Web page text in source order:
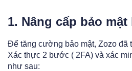
1. Nâng cấp bảo
Để tăng cường bảo mật, Zozo đã
Xác thực 2 bước ( 2FA) và xác
như sau: